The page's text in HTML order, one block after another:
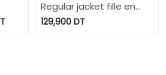
Regular jacket fille en
jeans
129,900 DT